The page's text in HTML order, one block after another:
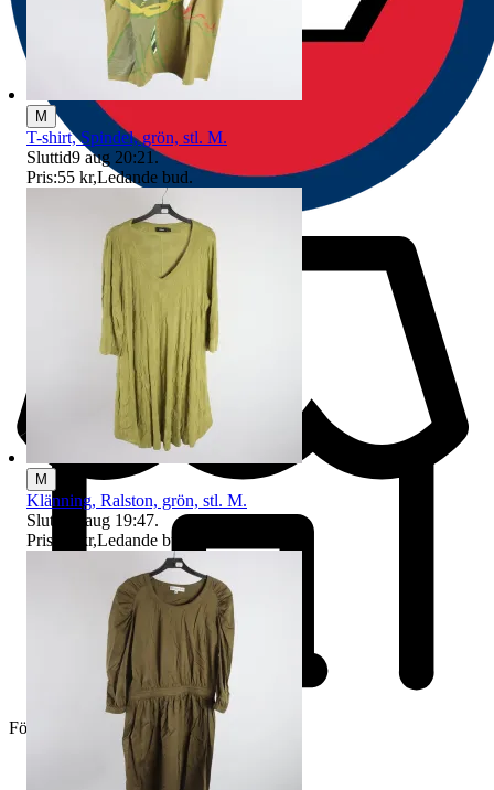
Företag
M
T-shirt, Spindel, grön, stl. M.
Sluttid9 aug 20:21.
Pris:55 kr,Ledande bud.
M
Klänning, Ralston, grön, stl. M.
Sluttid
9 aug 19:47.
Pris:
16 kr,Ledande bud